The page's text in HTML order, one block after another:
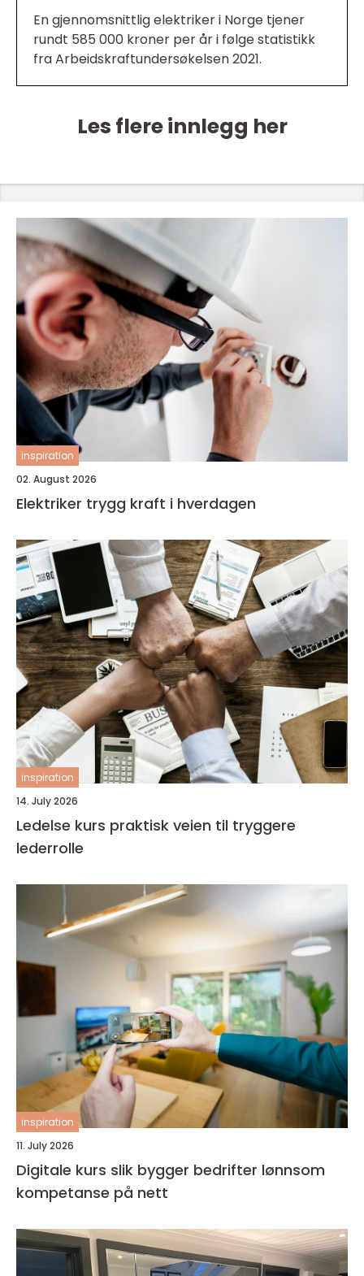
En gjennomsnittlig elektriker i Norge tjener
rundt 585 000 kroner per år i følge statistikk
fra Arbeidskraftundersøkelsen 2021.
Les flere innlegg her
inspiration
02. August 2026
Elektriker trygg kraft i hverdagen
inspiration
14. July 2026
Ledelse kurs praktisk veien til tryggere
lederrolle
inspiration
11. July 2026
Digitale kurs slik bygger bedrifter lønnsom
kompetanse på nett